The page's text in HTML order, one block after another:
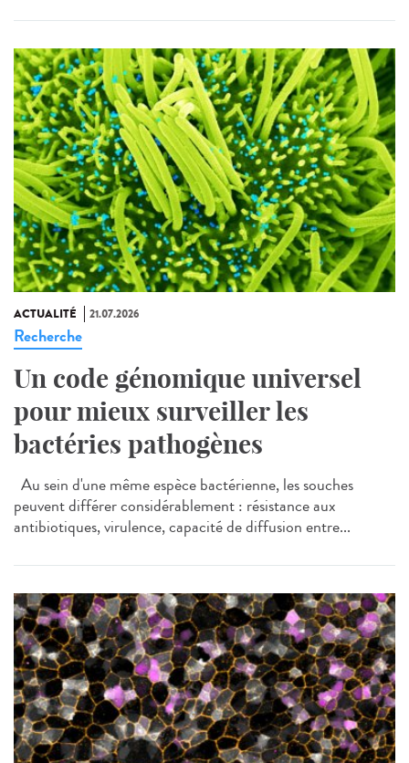
ACTUALITÉ 21.07.2026
Recherche
Un code génomique universel
pour mieux surveiller les
bactéries pathogènes
Au sein d'une même espèce bactérienne, les souches
peuvent différer considérablement : résistance aux
antibiotiques, virulence, capacité de diffusion entre...